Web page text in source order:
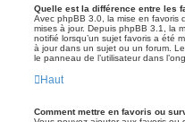
Quelle est la différence entre les
Avec phpBB 3.0, la mise en favoris
mises à jour. Depuis phpBB 3.1, la
notifié lorsqu’un sujet favoris a été
à jour dans un sujet ou un forum.
le panneau de l’utilisateur dans
Haut
Comment mettre en favoris ou